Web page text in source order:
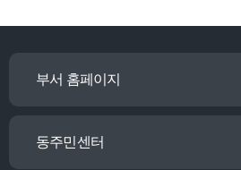
부서 홈페이지
동주민센터